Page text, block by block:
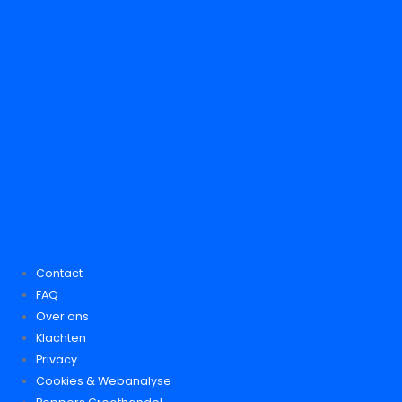
Contact
FAQ
Over ons
Klachten
Privacy
Cookies & Webanalyse